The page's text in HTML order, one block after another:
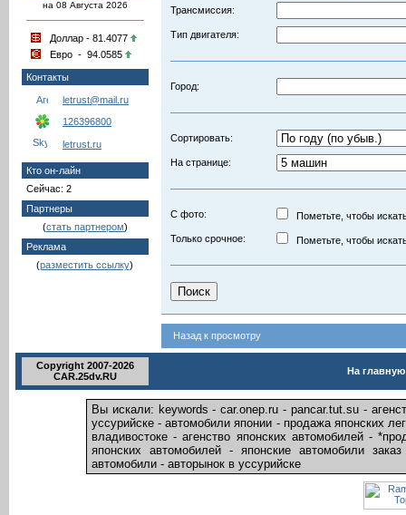
на 08 Августа 2026
Доллар - 81.4077
Евро - 94.0585
Контакты
letrust@mail.ru
126396800
letrust.ru
Кто он-лайн
Сейчас: 2
Партнеры
(стать партнером)
Реклама
(разместить ссылку)
Трансмиссия:
Тип двигателя:
Город:
Сортировать:
На странице:
С фото: Пометьте, чтобы
Только срочное: Пометьте, чтобы
Назад к просмотру
Copyright 2007-2026
CAR.25dv.RU
На главную
Вы искали: keywords - car.onep.ru - pancar.tut.su -
уссурийске - автомобили японии - продажа японских
владивостоке - агенство японских автомобилей -
японских автомобилей - японские автомобили
автомобили - авторынок в уссурийске